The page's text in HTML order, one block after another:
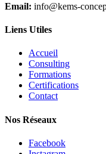
Email: info@kems-
Liens Utiles
Accueil
Consulting
Formations
Certifications
Contact
Nos Réseaux
Facebook